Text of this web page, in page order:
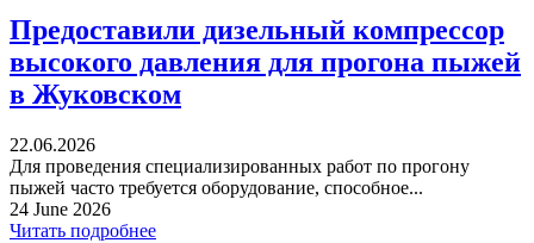
Предоставили дизельный компрессор
высокого давления для прогона пыжей
в Жуковском
22.06.2026
Для проведения специализированных работ по прогону
пыжей часто требуется оборудование, способное...
24 June 2026
Читать подробнее